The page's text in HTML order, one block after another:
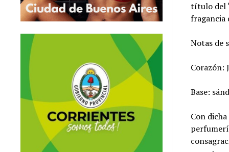
título del
fragancia
Notas de
Corazón:
Base:
Con